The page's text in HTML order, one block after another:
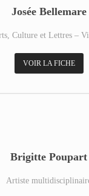
Josée Bellemare
Culture et Lettres –
VOIR LA FICHE
Brigitte Poupart
Artiste